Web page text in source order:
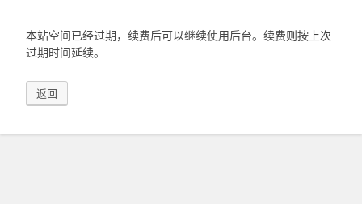
本站空间已经过期，续费后可以继续使用后台。续费则按上次
过期时间延续。
返回